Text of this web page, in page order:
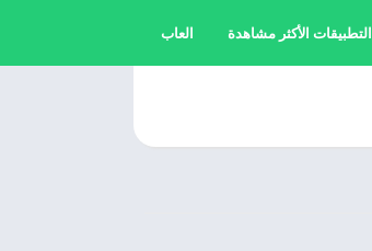
التطبيقات الأكثر مشاهدة العاب